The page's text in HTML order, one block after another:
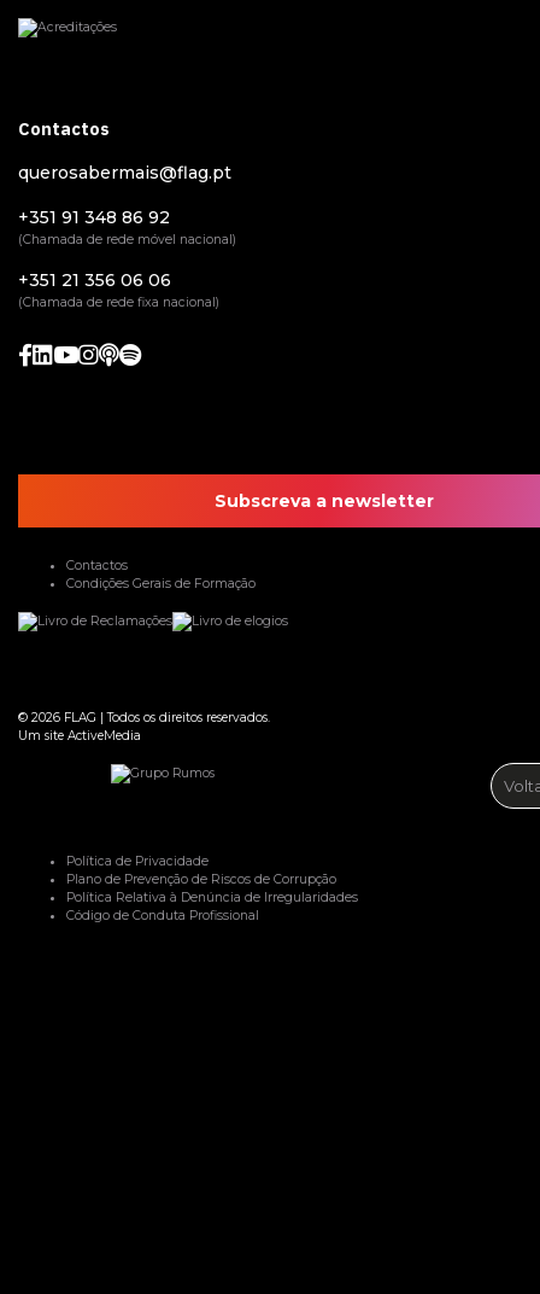
Contactos
querosabermais@flag.pt
+351 91 348 86 92
(Chamada de rede móvel nacional)
+351 21 356 06 06
(Chamada de rede fixa nacional)
Subscreva a newsletter
Contactos
Condições Gerais de Formação
© 2026 FLAG |Todos os direitos reservados.
Um site ActiveMedia
Política de Privacidade
Plano de Prevenção de Riscos de Corrupção
Política Relativa à Denúncia de Irregularidades
Código de Conduta Profissional